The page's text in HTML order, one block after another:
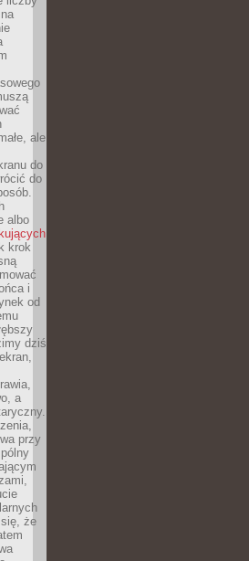
ale
do
do
albo
krok
i
od
dziś
a
przy
że